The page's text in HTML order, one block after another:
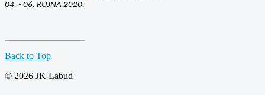
04. - 06. RUJNA 2020.
Back to Top
© 2026 JK Labud